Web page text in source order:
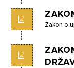
Zakon o